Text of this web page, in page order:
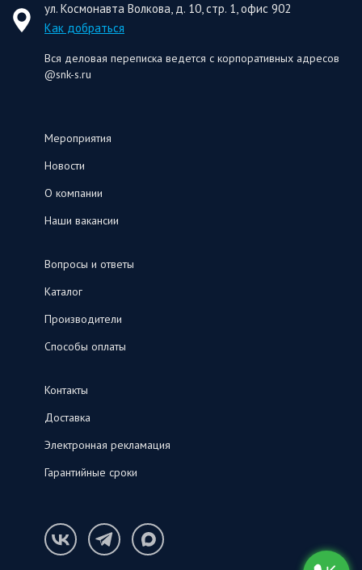
ул. Космонавта Волкова, д. 10, стр. 1, офис 902
Как добраться
Вся деловая переписка ведется с корпоративных адресов
@snk-s.ru
Мероприятия
Новости
О компании
Наши вакансии
Вопросы и ответы
Каталог
Производители
Способы оплаты
Контакты
Доставка
Электронная рекламация
Гарантийные сроки